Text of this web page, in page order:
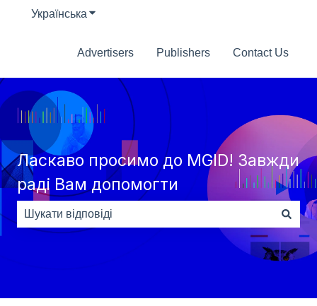
Українська Показати додаткове меню для перекладу
Advertisers Publishers Contact Us
Ласкаво просимо до MGID! Завжди
раді Вам допомогти
Немає пропозицій, оскільки поле пошуку пусте.